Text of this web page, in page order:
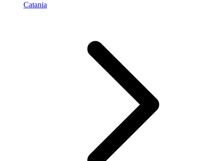
Catania